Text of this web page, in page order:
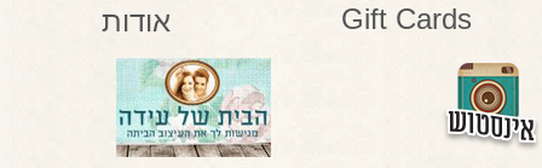
Gift Cards אודות